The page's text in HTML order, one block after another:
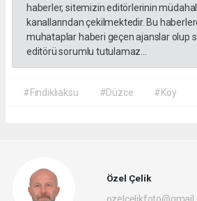
haberler, sitemizin editörlerinin
kanallarından çekilmektedir. Bu
muhataplar haberi geçen ajanslar olup
editörü sorumlu tutulamaz...
#Fındıklıaksu #Düzce #Köy
Özel Çelik